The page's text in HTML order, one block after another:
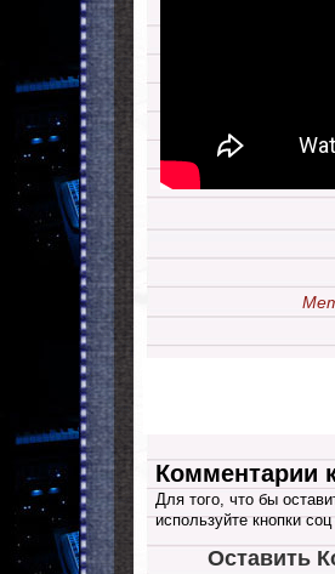
Комментарии
Для того, что бы
используйте кнопки
Оставить